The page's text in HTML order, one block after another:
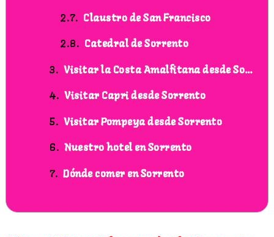
Claustro de San Francisco
Catedral de Sorrento
Visitar la Costa Amalfitana desde Sorrento
Visitar Capri desde Sorrento
Visitar Pompeya desde Sorrento
Nuestro hotel en Sorrento
Dónde comer en Sorrento